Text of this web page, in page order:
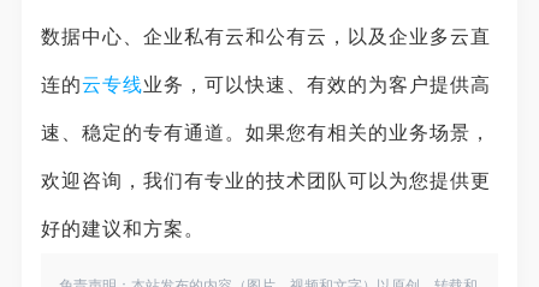
数据中心、企业私有云和公有云，以及企业多云直
连的云专线业务，可以快速、有效的为客户提供高
速、稳定的专有通道。如果您有相关的业务场景，
欢迎咨询，我们有专业的技术团队可以为您提供更
好的建议和方案。